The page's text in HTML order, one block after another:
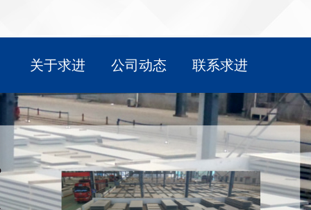
关于求进 公司动态 联系求进